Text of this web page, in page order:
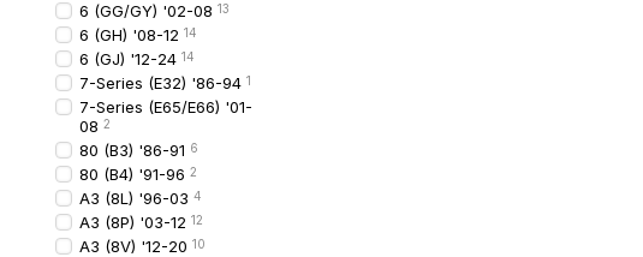
6 (GG/GY) '02-08 13
6 (GH) '08-12 14
6 (GJ) '12-24 14
7-Series (E32) '86-94 1
7-Series (E65/E66) '01-
08 2
80 (B3) '86-91 6
80 (B4) '91-96 2
A3 (8L) '96-03 4
A3 (8P) '03-12 12
A3 (8V) '12-20 10